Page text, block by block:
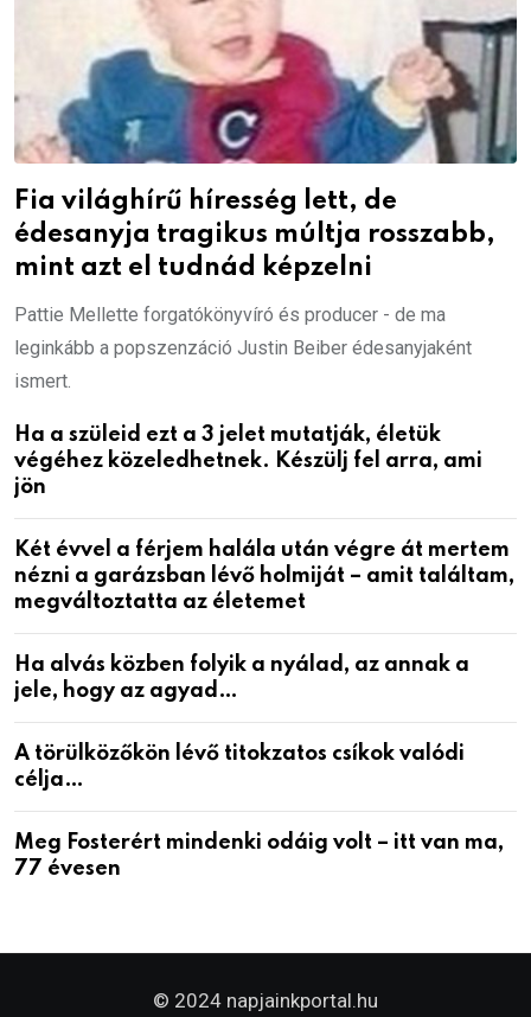
Fia világhírű híresség lett, de
édesanyja tragikus múltja rosszabb,
mint azt el tudnád képzelni
Pattie Mellette forgatókönyvíró és producer - de ma
leginkább a popszenzáció Justin Beiber édesanyjaként
ismert.
Ha a szüleid ezt a 3 jelet mutatják, életük
végéhez közeledhetnek. Készülj fel arra, ami
jön
Két évvel a férjem halála után végre át mertem
nézni a garázsban lévő holmiját – amit találtam,
megváltoztatta az életemet
Ha alvás közben folyik a nyálad, az annak a
jele, hogy az agyad…
A törülközőkön lévő titokzatos csíkok valódi
célja…
Meg Fosterért mindenki odáig volt – itt van ma,
77 évesen
© 2024 napjainkportal.hu